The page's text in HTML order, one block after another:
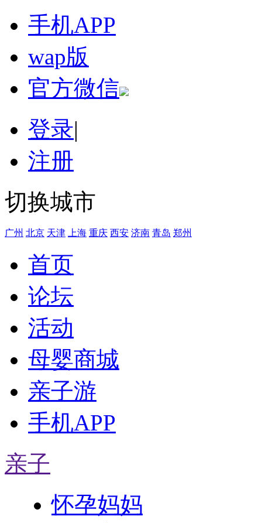
手机APP
wap版
官方微信
登录|
注册
切换城市
广州 北京 天津 上海 重庆 西安 济南 青岛 郑州
首页
论坛
活动
母婴商城
亲子游
手机APP
亲子
怀孕妈妈